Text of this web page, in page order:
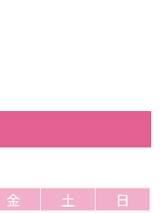
金 土 日